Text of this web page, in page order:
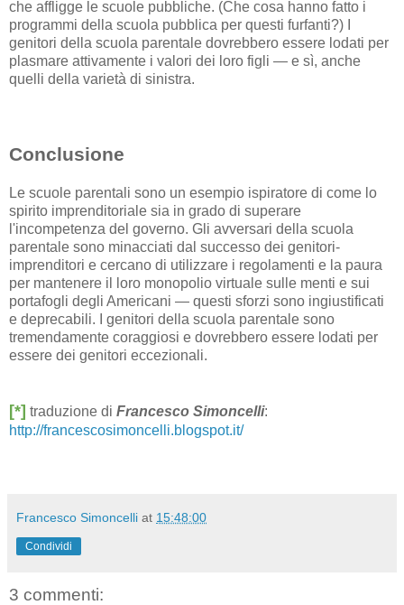
che affligge le scuole pubbliche. (Che cosa hanno fatto i
programmi della scuola pubblica per questi furfanti?) I
genitori della scuola parentale dovrebbero essere lodati per
plasmare attivamente i valori dei loro figli — e sì, anche
quelli della varietà di sinistra.
Conclusione
Le scuole parentali sono un esempio ispiratore di come lo
spirito imprenditoriale sia in grado di superare
l'incompetenza del governo. Gli avversari della scuola
parentale sono minacciati dal successo dei genitori-
imprenditori e cercano di utilizzare i regolamenti e la paura
per mantenere il loro monopolio virtuale sulle menti e sui
portafogli degli Americani — questi sforzi sono ingiustificati
e deprecabili. I genitori della scuola parentale sono
tremendamente coraggiosi e dovrebbero essere lodati per
essere dei genitori eccezionali.
[*] traduzione di Francesco Simoncelli:
http://francescosimoncelli.blogspot.it/
Francesco Simoncelli at 15:48:00
Condividi
3 commenti: